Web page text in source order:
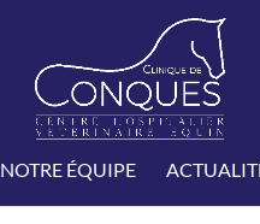
NOTRE ÉQUIPE